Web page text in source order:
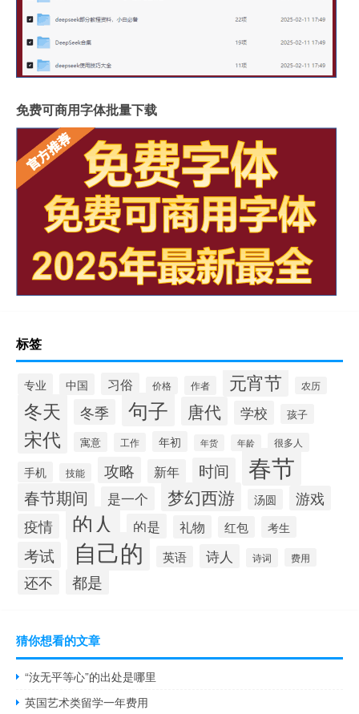
免费可商用字体批量下载
标签
专业 中国 习俗 价格 作者 元宵节 农历
冬天 冬季 句子 唐代 学校 孩子
宋代 寓意 工作 年初 年货 年龄 很多人
手机 技能 攻略 新年 时间 春节
春节期间 是一个 梦幻西游 汤圆
游戏
疫情
的人 的是 礼物 红包 考生
考试 自己的 英语 诗人 诗词 费用
还不 都是
猜你想看的文章
“汝无平等心”的出处是哪里
英国艺术类留学一年费用